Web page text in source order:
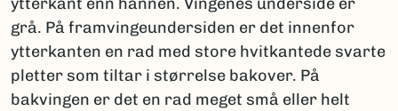
grå. På framvingeundersiden er det innenfor
ytterkanten en rad med store hvitkantede svarte
pletter som tiltar i størrelse bakover. På
bakvingen er det en rad meget små eller helt